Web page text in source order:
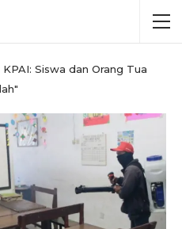
Siswa dan Orang Tua